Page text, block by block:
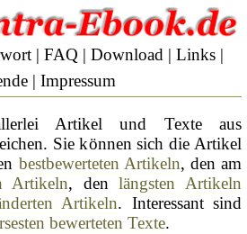
| FAQ | Download | Links |
| Impressum
Artikel und Texte aus
Sie können sich die Artikel
bestbewerteten Artikeln, den am
Artikeln, denlängsten Artikeln
Artikeln. Interessant sind
bewerteten Texte.